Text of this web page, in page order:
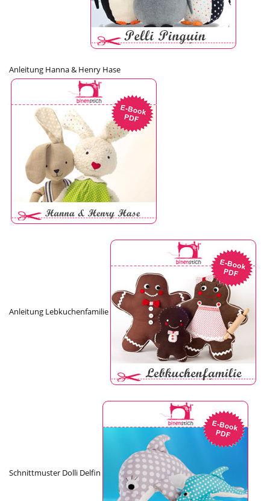
Anleitung Hanna & Henry Hase
Anleitung Lebkuchenfamilie
Schnittmuster Dolli Delfin